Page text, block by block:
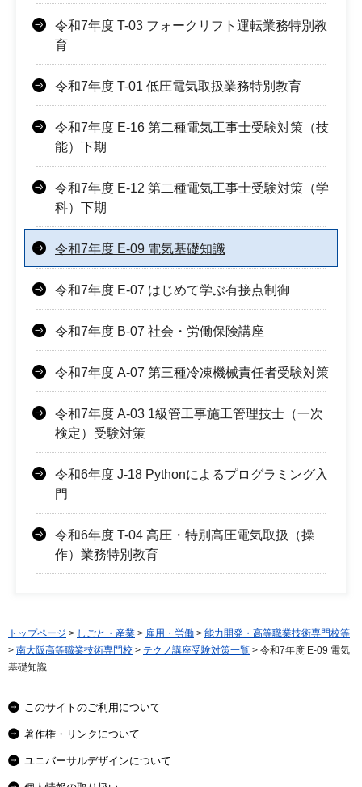
令和7年度 T-03 フォークリフト運転業務特別教
育
令和7年度 T-01 低圧電気取扱業務特別教育
令和7年度 E-16 第二種電気工事士受験対策（技
能）下期
令和7年度 E-12 第二種電気工事士受験対策（学
科）下期
令和7年度 E-09 電気基礎知識
令和7年度 E-07 はじめて学ぶ有接点制御
令和7年度 B-07 社会・労働保険講座
令和7年度 A-07 第三種冷凍機械責任者受験対策
令和7年度 A-03 1級管工事施工管理技士（一次
検定）受験対策
令和6年度 J-18 Pythonによるプログラミング入
門
令和6年度 T-04 高圧・特別高圧電気取扱（操
作）業務特別教育
トップページ > しごと・産業 > 雇用・労働 > 能力開発・高等職業技術専門校等
> 南大阪高等職業技術専門校 > テクノ講座受験対策一覧 > 令和7年度 E-09 電気
基礎知識
このサイトのご利用について
著作権・リンクについて
ユニバーサルデザインについて